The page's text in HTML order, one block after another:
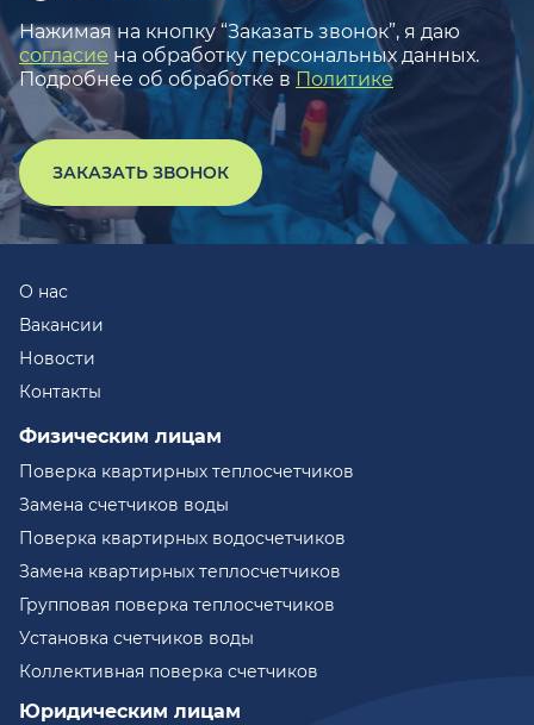
Нажимая на кнопку “Заказать звонок”, я даю
согласие на обработку персональных данных.
Подробнее об обработке в Политике
ЗАКАЗАТЬ ЗВОНОК
О нас
Вакансии
Новости
Контакты
Физическим лицам
Поверка квартирных теплосчетчиков
Замена счетчиков воды
Поверка квартирных водосчетчиков
Замена квартирных теплосчетчиков
Групповая поверка теплосчетчиков
Установка счетчиков воды
Коллективная поверка счетчиков
Юридическим лицам